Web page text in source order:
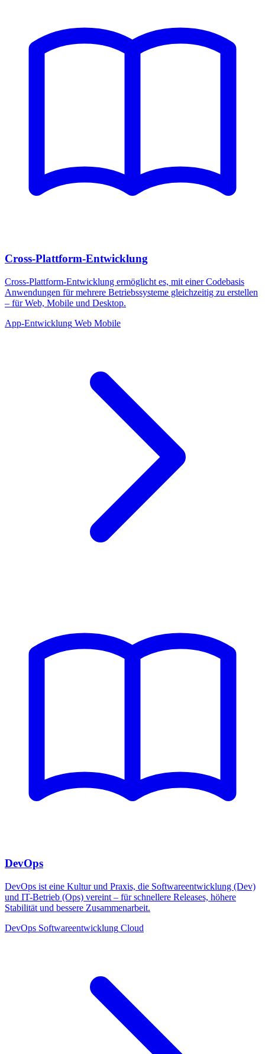
Cross-Plattform-Entwicklung
Cross-Plattform-Entwicklung ermöglicht es, mit einer Codebasis
Anwendungen für mehrere Betriebssysteme gleichzeitig zu erstellen
– für Web, Mobile und Desktop.
App-Entwicklung Web Mobile
DevOps
DevOps ist eine Kultur und Praxis, die Softwareentwicklung (Dev)
und IT-Betrieb (Ops) vereint – für schnellere Releases, höhere
Stabilität und bessere Zusammenarbeit.
DevOps Softwareentwicklung Cloud